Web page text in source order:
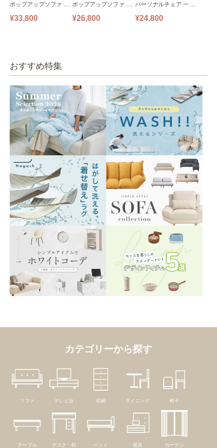
ポップアップソファ ソ
ファ フロアソファ 幅14
¥33,800
ポップアップソファ ソ
ファ フロアソファ 幅10
¥26,800
パーソナルチェア 一人
掛けソファ O’HANA ソ
¥24,800
おすすめ特集
カテゴリーから探す
ソファ テレビ台 収納 ダイニング 椅子
テーブル デスク・机 ベッド 寝具 カーテン